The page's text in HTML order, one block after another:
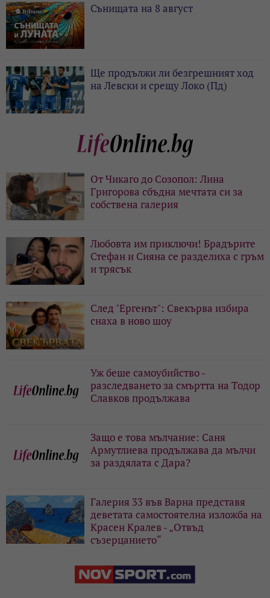
Сънищата на 8 август
Ще продължи ли безгрешният ход
на Левски и срещу Локо (Пд)
От Чикаго до Созопол: Лина
Григорова сбъдна мечтата си за
собствена галерия
Любовта им приключи! Брадърите
Стефан и Сияна се разделиха с гръм
и трясък
След "Ергенът": Свекърва избира
снаха в ново шоу
Уж беше самоубийство -
разследването за смъртта на Тодор
Славков продължава
Защо е това мълчание: Саня
Армутлиева продължава да мълчи
за раздялата с Дара?
Галерия 33 във Варна представя
деветата самостоятелна изложба на
Красен Кралев - „Отвъд
съзерцанието“